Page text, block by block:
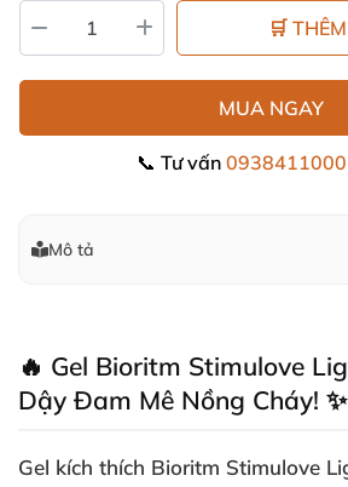
🛒
MUA NGAY
📞 Tư vấn 0938411000
Mô tả
🔥 Gel Bioritm Stimulove
Dậy Đam Mê Nồng Cháy! ✨
Gel kích thích Bioritm Stimulove